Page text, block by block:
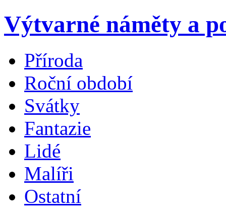
Výtvarné náměty a
Příroda
Roční období
Svátky
Fantazie
Lidé
Malíři
Ostatní